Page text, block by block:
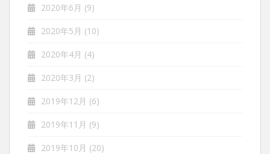
2020年6月 (9)
2020年5月 (10)
2020年4月 (4)
2020年3月 (2)
2019年12月 (6)
2019年11月 (9)
2019年10月 (20)